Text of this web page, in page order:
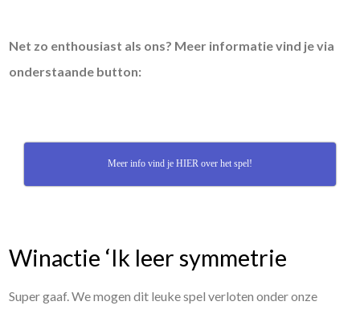
Net zo enthousiast als ons? Meer informatie vind je via
onderstaande button:
Meer info vind je HIER over het spel!
Winactie ‘Ik leer symmetrie
Super gaaf. We mogen dit leuke spel verloten onder onze